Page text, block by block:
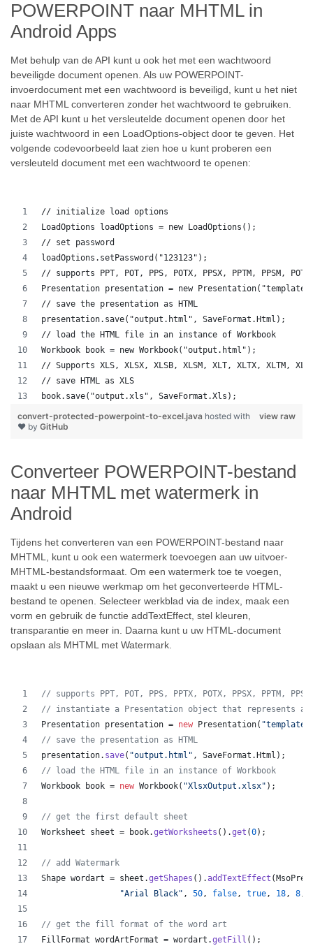
POWERPOINT naar MHTML in
Android Apps
Met behulp van de API kunt u ook het met een wachtwoord
beveiligde document openen. Als uw POWERPOINT-
invoerdocument met een wachtwoord is beveiligd, kunt u het niet
naar MHTML converteren zonder het wachtwoord te gebruiken.
Met de API kunt u het versleutelde document openen door het
juiste wachtwoord in een LoadOptions-object door te geven. Het
volgende codevoorbeeld laat zien hoe u kunt proberen een
versleuteld document met een wachtwoord te openen:
// initialize load options
LoadOptions loadOptions = new LoadOptions();
// set password
loadOptions.setPassword("123123");
// supports PPT, POT, PPS, POTX, PPSX, PPTM, PPSM,
Presentation presentation = new
// save the presentation as HTML
presentation.save("output.html", SaveFormat.Html);
// load the HTML file in an instance of Workbook
Workbook book = new Workbook("output.html");
// Supports XLS, XLSX, XLSB, XLSM, XLT, XLTX, XLTM,
// save HTML as XLS
book.save("output.xls", SaveFormat.Xls);
view raw
convert-protected-powerpoint-to-excel.java hosted with
❤ by GitHub
Converteer POWERPOINT-bestand
naar MHTML met watermerk in
Android
Tijdens het converteren van een POWERPOINT-bestand naar
MHTML, kunt u ook een watermerk toevoegen aan uw uitvoer-
MHTML-bestandsformaat. Om een watermerk toe te voegen,
maakt u een nieuwe werkmap om het geconverteerde HTML-
bestand te openen. Selecteer werkblad via de index, maak een
vorm en gebruik de functie addTextEffect, stel kleuren,
transparantie en meer in. Daarna kunt u uw HTML-document
opslaan als MHTML met Watermark.
// supports PPT, POT, PPS, PPTX, POTX, PPSX, PPTM,
// instantiate a Presentation object that represents a
Presentation presentation = new Presentation(
// save the presentation as HTML
presentation. save( "output.html" , SaveFormat . Html );
// load the HTML file in an instance of Workbook
Workbook
book = new Workbook( "XlsxOutput.xlsx" );
// get the first default sheet
Worksheet
sheet = book.getWorksheets ().get (0);
// add Watermark
Shape wordart = sheet .getShapes ().addTextEffect (
"Arial Black" , 50, false, true, 18, 8,
// get the fill format of the word art
FillFormat wordArtFormat = wordart .getFill ();